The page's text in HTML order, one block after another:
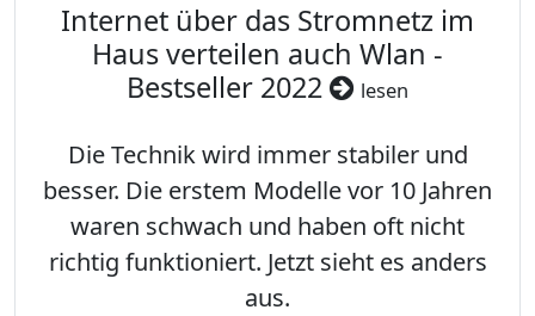
Internet über das Stromnetz im
Haus verteilen auch Wlan -
Bestseller 2022
lesen
Die Technik wird immer stabiler und
besser. Die erstem Modelle vor 10 Jahren
waren schwach und haben oft nicht
richtig funktioniert. Jetzt sieht es anders
aus.